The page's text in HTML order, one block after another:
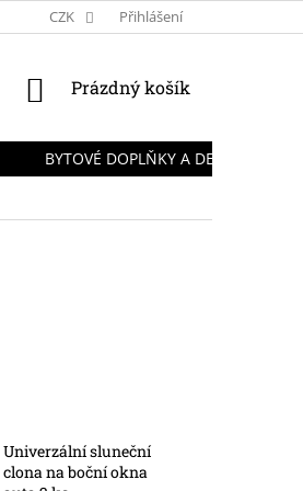
REKLAMACE A VRÁCENÍ ZBOŽÍ
CZK Přihlášení
NÁKUPNÍ
Prázdný košík
BYTOVÉ DOPLŇKY A DEKORACE
Univerzální sluneční
clona na boční okna